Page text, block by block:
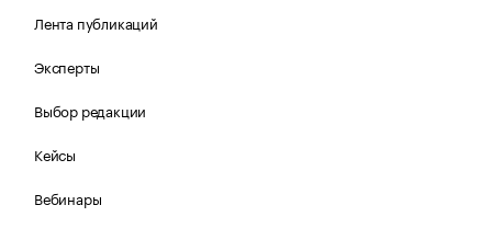
Лента публикаций
Эксперты
Выбор редакции
Кейсы
Вебинары